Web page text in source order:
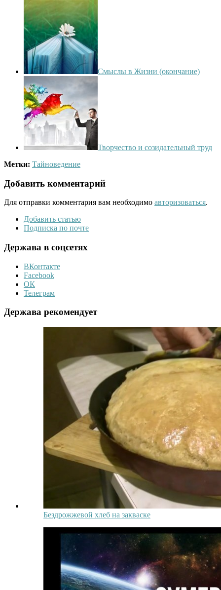
Смыслы в Жизни (окончание)
Творчество и созидательный труд
Метки: Тайноведение
Добавить комментарий
Для отправки комментария вам необходимо авторизоваться.
Добавить статью
Подписка по почте
Держава в соцсетях
ВКонтакте
Facebook
ОК
Телеграм
Держава рекомендует
Бездрожжевой хлеб на закваске